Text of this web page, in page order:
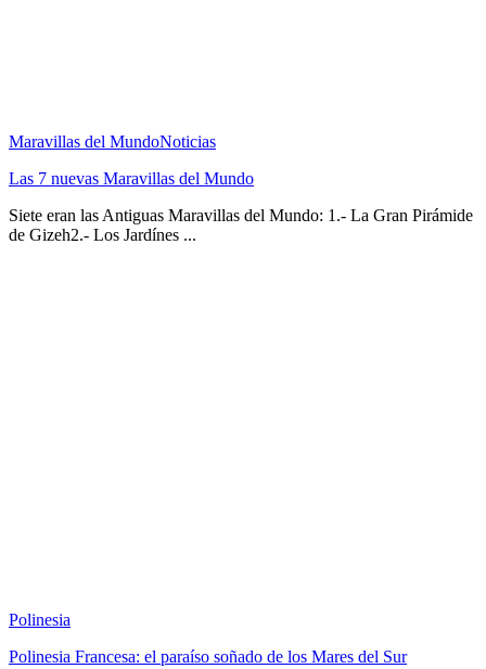
Maravillas del MundoNoticias
Las 7 nuevas Maravillas del Mundo
Siete eran las Antiguas Maravillas del Mundo: 1.- La Gran Pirámide
de Gizeh2.- Los Jardínes ...
Polinesia
Polinesia Francesa: el paraíso soñado de los Mares del Sur